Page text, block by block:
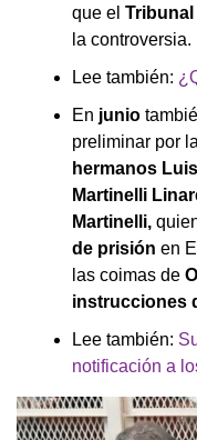
que el
la controversia.
Lee también:
En junio
preliminar por la
hermanos
Martinelli
Martinelli,
de prisión en
las coimas de
instrucciones
Lee también:
notificación a